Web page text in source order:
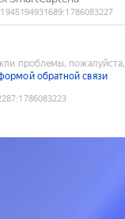
проблемы, пожалуйста,
обратной связи
:1786083223